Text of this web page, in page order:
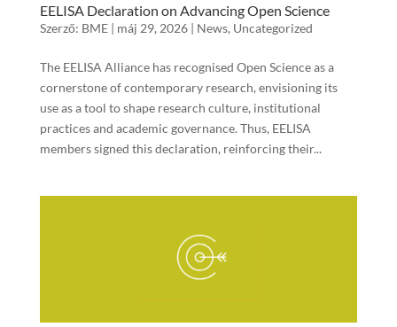
EELISA Declaration on Advancing Open Science
Szerző: BME| máj 29, 2026| News, Uncategorized
The EELISA Alliance has recognised Open Science as a
cornerstone of contemporary research, envisioning its
use as a tool to shape research culture, institutional
practices and academic governance. Thus, EELISA
members signed this declaration, reinforcing their...